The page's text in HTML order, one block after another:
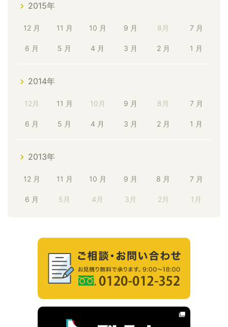
2015年
12 月 11 月 10 月 9 月 8月 7 月
6 月 5 月 4 月 3 月 2 月 1 月
2014年
12月 11 月 10月 9 月 8月 7 月
6 月 5 月 4 月 3 月 2 月 1 月
2013年
12 月 11 月 10 月 9 月 8 月 7 月
6 月 5月 4月 3月 2月 1月